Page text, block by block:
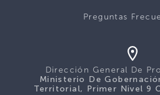
Preguntas
Dirección General De
Ministerio De
Territorial, Primer Nivel 9